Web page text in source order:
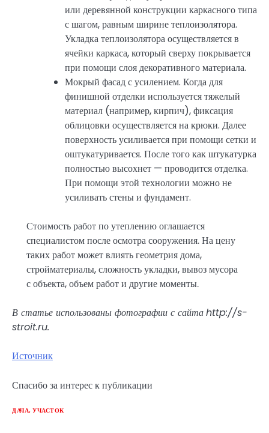
или деревянной конструкции каркасного типа
с шагом, равным ширине теплоизолятора.
Укладка теплоизолятора осуществляется в
ячейки каркаса, который сверху покрывается
при помощи слоя декоративного материала.
Мокрый фасад с усилением. Когда для
финишной отделки используется тяжелый
материал (например, кирпич), фиксация
облицовки осуществляется на крюки. Далее
поверхность усиливается при помощи сетки и
оштукатуривается. После того как штукатурка
полностью высохнет — проводится отделка.
При помощи этой технологии можно не
усиливать стены и фундамент.
Стоимость работ по утеплению оглашается
специалистом после осмотра сооружения. На цену
таких работ может влиять геометрия дома,
стройматериалы, сложность укладки, вывоз мусора
с объекта, объем работ и другие моменты.
В статье использованы фотографии с сайтаhttp://s-
stroit.ru.
Источник
Спасибо за интерес к публикации
ДАЧА, УЧАСТОК